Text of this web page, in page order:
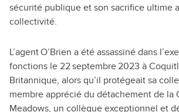
sécurité publique et son sacrifice ultime
collectivité.
L’agent O’Brien a été assassiné dans
fonctions le 22 septembre 2023 à
Britannique, alors qu’il protégeait sa
membre apprécié du détachement de la
Meadows, un collègue exceptionnel et